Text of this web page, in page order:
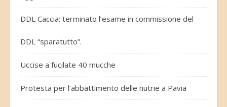
DDL Caccia: terminato l’esame in commissione del
DDL “sparatutto”.
Uccise a fucilate 40 mucche
Protesta per l’abbattimento delle nutrie a Pavia